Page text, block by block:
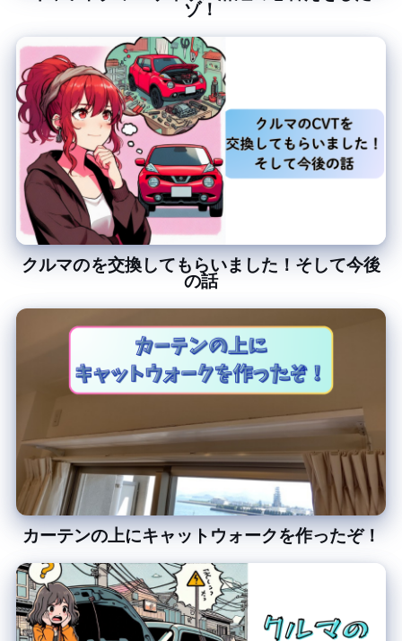
ゾ！
クルマのCVTを交換してもらいました！そして今後
の話
カーテンの上にキャットウォークを作ったぞ！